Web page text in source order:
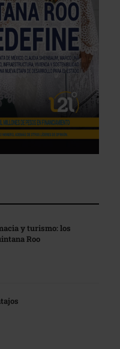
y turismo: los
Roo